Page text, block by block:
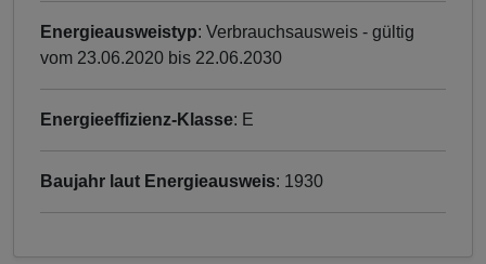
Energieausweistyp: Verbrauchsausweis - gültig
vom 23.06.2020 bis 22.06.2030
Energieeffizienz-Klasse: E
Baujahr laut Energieausweis: 1930